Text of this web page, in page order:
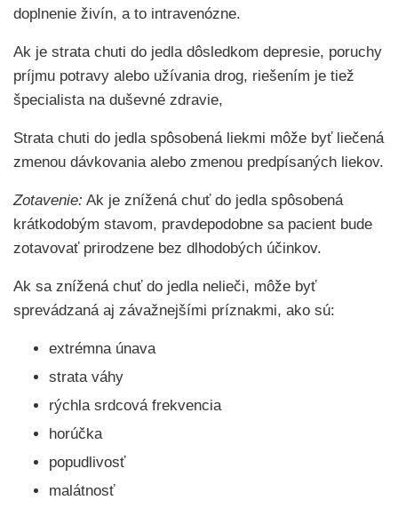
doplnenie živín, a to intravenózne.
Ak je strata chuti do jedla dôsledkom depresie, poruchy
príjmu potravy alebo užívania drog, riešením je tiež
špecialista na duševné zdravie,
Strata chuti do jedla spôsobená liekmi môže byť liečená
zmenou dávkovania alebo zmenou predpísaných liekov.
Zotavenie: Ak je znížená chuť do jedla spôsobená
krátkodobým stavom, pravdepodobne sa pacient bude
zotavovať prirodzene bez dlhodobých účinkov.
Ak sa znížená chuť do jedla nelieči, môže byť
sprevádzaná aj závažnejšími príznakmi, ako sú:
extrémna únava
strata váhy
rýchla srdcová frekvencia
horúčka
popudlivosť
malátnosť